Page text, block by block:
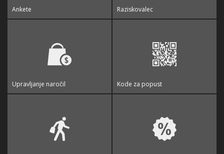
Ankete Raziskovalec
Upravljanje naročil Kode za popust